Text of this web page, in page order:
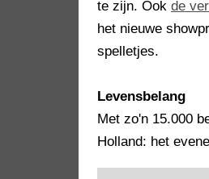
te zijn. Ook de
het nieuwe
spelletjes.
Levensbelang
Met zo'n 15.000
Holland: het